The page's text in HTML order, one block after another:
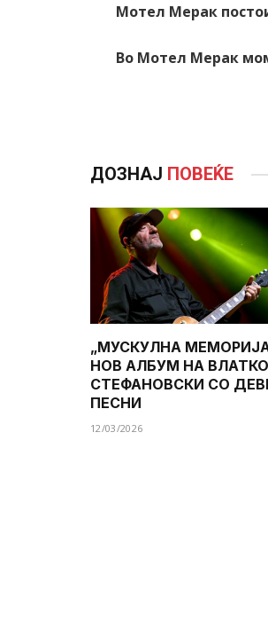
Мотел Мерак
Во Мотел Мерак
ДОЗНАЈ ПОВЕЌЕ
„МУСКУЛНА
НОВ АЛБУМ НА ВЛАТКО
СТЕФАНОВСКИ СО
ПЕСНИ
12/03/2026